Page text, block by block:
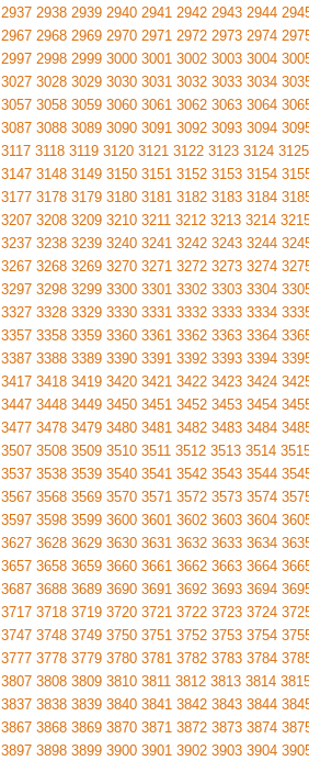
2937 2938 2939 2940 2941 2942 2943 2944
2967 2968 2969 2970 2971 2972 2973 2974
2997 2998 2999 3000 3001 3002 3003 3004
3027 3028 3029 3030 3031 3032 3033 3034
3057 3058 3059 3060 3061 3062 3063 3064
3087 3088 3089 3090 3091 3092 3093 3094
3117 3118 3119 3120 3121 3122 3123 3124 3125
3147 3148 3149 3150 3151 3152 3153 3154
3177 3178 3179 3180 3181 3182 3183 3184
3207 3208 3209 3210 3211 3212 3213 3214
3237 3238 3239 3240 3241 3242 3243 3244
3267 3268 3269 3270 3271 3272 3273 3274
3297 3298 3299 3300 3301 3302 3303 3304
3327 3328 3329 3330 3331 3332 3333 3334
3357 3358 3359 3360 3361 3362 3363 3364
3387 3388 3389 3390 3391 3392 3393 3394
3417 3418 3419 3420 3421 3422 3423 3424
3447 3448 3449 3450 3451 3452 3453 3454
3477 3478 3479 3480 3481 3482 3483 3484
3507 3508 3509 3510 3511 3512 3513 3514
3537 3538 3539 3540 3541 3542 3543 3544
3567 3568 3569 3570 3571 3572 3573 3574
3597 3598 3599 3600 3601 3602 3603 3604
3627 3628 3629 3630 3631 3632 3633 3634
3657 3658 3659 3660 3661 3662 3663 3664
3687 3688 3689 3690 3691 3692 3693 3694
3717 3718 3719 3720 3721 3722 3723 3724
3747 3748 3749 3750 3751 3752 3753 3754
3777 3778 3779 3780 3781 3782 3783 3784
3807 3808 3809 3810 3811 3812 3813 3814
3837 3838 3839 3840 3841 3842 3843 3844
3867 3868 3869 3870 3871 3872 3873 3874
3897 3898 3899 3900 3901 3902 3903 3904